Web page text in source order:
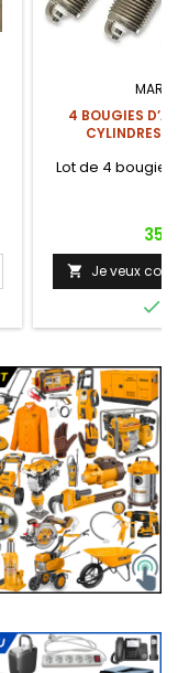
4 BOUGIES
CYLINDRES)
Lot de 4
Prix
35
 Je veux
